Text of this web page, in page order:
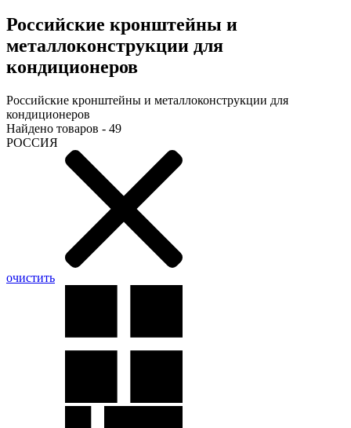
Российские кронштейны и
металлоконструкции для
кондиционеров
Российские кронштейны и металлоконструкции для
кондиционеров
Найдено товаров - 49
РОССИЯ
очистить